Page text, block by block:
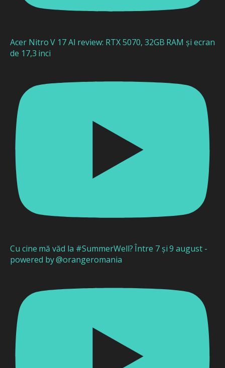
Acer Nitro V 17 AI review: RTX 5070, 32GB RAM și ecran
de 17,3 inci
Cu cine mă văd la #SummerWell? Între 7 și 9 august -
powered by @orangeromania